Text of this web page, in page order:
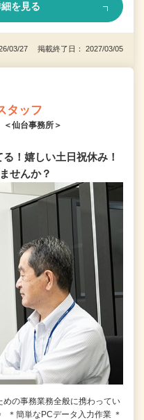
を見る
03/27 掲載終了日： 2027/03/05
タッフ
仙台事務所＞
！嬉しい土日祝休み！
せんか？
の事務業務全般に携わってい
＊簡単なPCデータ入力作業 ＊